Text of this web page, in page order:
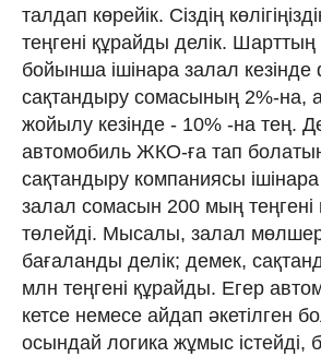
талдап көрейік. Сіздің
теңгені құрайды делік.
бойынша ішінара залал
сақтандыру сомасының 2%-на,
жойылу кезінде - 10% -на тең.
автомобиль ЖКО-ға тап
сақтандыру компаниясы
залал сомасын 200 мың
төлейді. Мысалы, залал
бағаланды делік; демек,
млн теңгені құрайды. Егер
кетсе немесе айдап әкетілген
осындай логика жұмыс істейді,